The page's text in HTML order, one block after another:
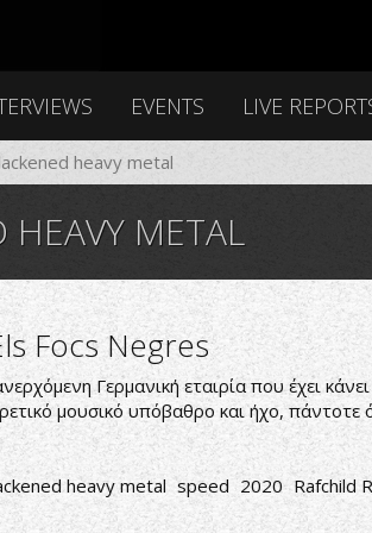
EVENTS LIVE
heavy metal
HEAVY METAL
Focs Negres
Γερμανική εταιρία που έχει
μουσικό υπόβαθρο και ήχο, πάντοτε
heavy metal speed 2020 Rafchild